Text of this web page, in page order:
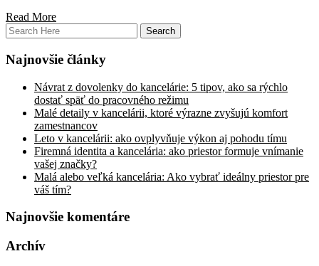
Read More
Najnovšie články
Návrat z dovolenky do kancelárie: 5 tipov, ako sa rýchlo
dostať späť do pracovného režimu
Malé detaily v kancelárii, ktoré výrazne zvyšujú komfort
zamestnancov
Leto v kancelárii: ako ovplyvňuje výkon aj pohodu tímu
Firemná identita a kancelária: ako priestor formuje vnímanie
vašej značky?
Malá alebo veľká kancelária: Ako vybrať ideálny priestor pre
váš tím?
Najnovšie komentáre
Archív